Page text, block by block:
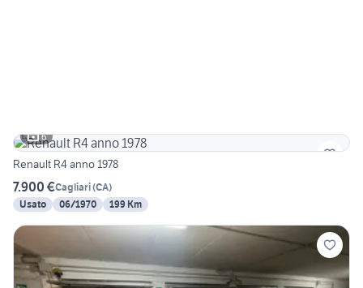
6
Renault R4 anno 1978
7.900 €Cagliari(CA)
Usato
06/1970 199 Km